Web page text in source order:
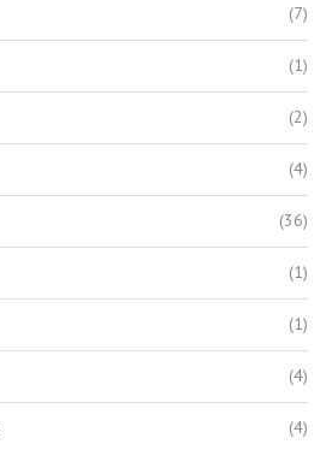
(7)
(1)
(2)
(4)
(36)
(1)
(1)
(4)
(4)